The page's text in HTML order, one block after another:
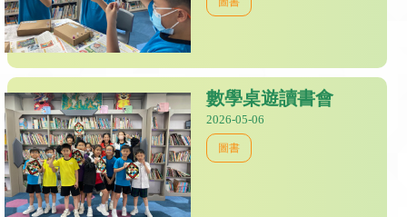
數學桌遊讀書會
2026-05-06
圖書